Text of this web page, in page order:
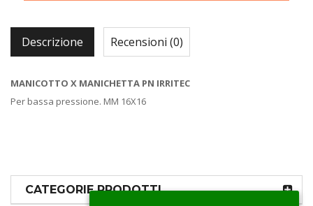
CATEGORIE PRODOTTI
Descrizione Recensioni (0)
MANICOTTO X MANICHETTA PN IRRITEC
Per bassa pressione. MM 16X16